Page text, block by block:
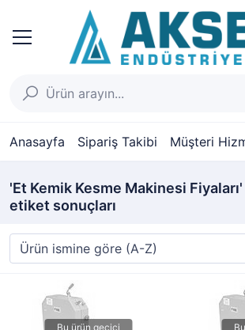
Anasayfa Sipariş Takibi Müşteri
'Et Kemik Kesme Makinesi
etiket sonuçları